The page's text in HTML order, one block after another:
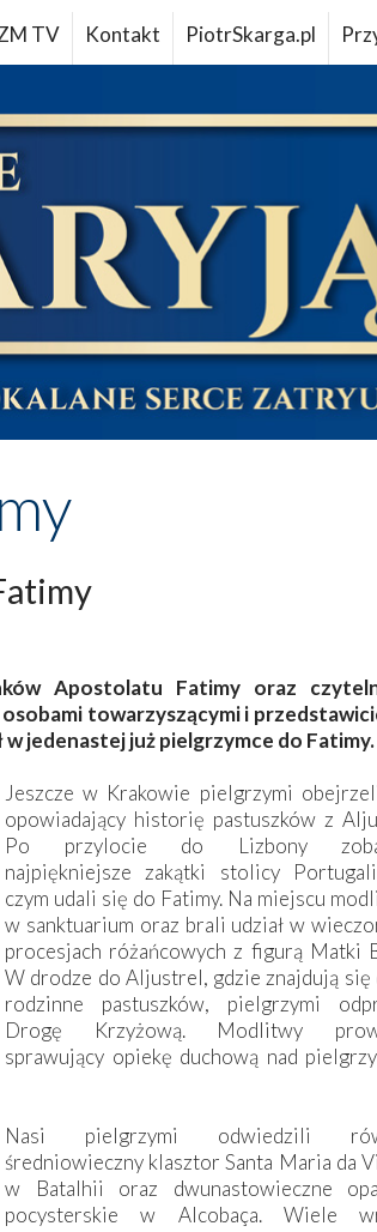
TV Kontakt PiotrSkarga.pl
Apostolatu Fatimy oraz
towarzyszącymi i
jedenastej już pielgrzymce do Fatimy.
Jeszcze w Krakowie pielgrzymi
opowiadający historię pastuszków z
Po przylocie do Lizbony
najpiękniejsze zakątki stolicy
czym udali się do Fatimy. Na miejscu
w sanktuarium oraz brali udział w
procesjach różańcowych z figurą Matki
W drodze do Aljustrel, gdzie znajdują się
rodzinne pastuszków, pielgrzymi
Drogę Krzyżową. Modlitwy
sprawujący opiekę duchową nad
Nasi pielgrzymi odwiedzili
średniowieczny klasztor Santa Maria da
w Batalhii oraz dwunastowieczne
pocysterskie w Alcobaça. Wiele